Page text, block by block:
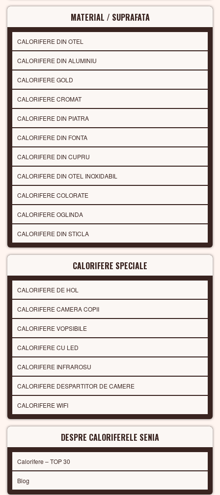
MATERIAL / SUPRAFATA
CALORIFERE DIN OTEL
CALORIFERE DIN ALUMINIU
CALORIFERE GOLD
CALORIFERE CROMAT
CALORIFERE DIN PIATRA
CALORIFERE DIN FONTA
CALORIFERE DIN CUPRU
CALORIFERE DIN OTEL INOXIDABIL
CALORIFERE COLORATE
CALORIFERE OGLINDA
CALORIFERE DIN STICLA
CALORIFERE SPECIALE
CALORIFERE DE HOL
CALORIFERE CAMERA COPII
CALORIFERE VOPSIBILE
CALORIFERE CU LED
CALORIFERE INFRAROSU
CALORIFERE DESPARTITOR DE CAMERE
CALORIFERE WIFI
DESPRE CALORIFERELE SENIA
Calorifere – TOP 30
Blog